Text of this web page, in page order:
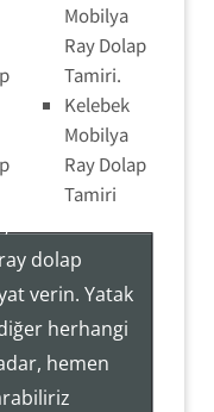
Mobilya
Ray Dolap
Tamiri.
Kelebek
Mobilya
Ray Dolap
Tamiri
Servisi
dolap
verin. Yatak
herhangi
hemen
Tamir Montaj